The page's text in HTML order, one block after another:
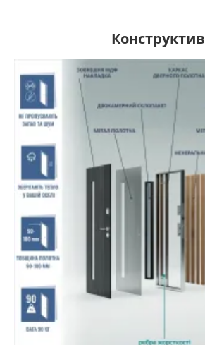
Конструктив